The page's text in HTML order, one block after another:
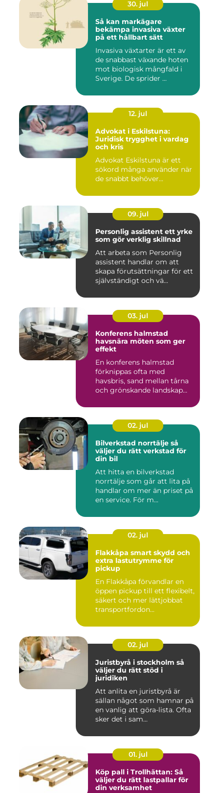
30. jul
Så kan markägare
bekämpa invasiva växter
på ett hållbart sätt
Invasiva växtarter är ett av
de snabbast växande hoten
mot biologisk mångfald i
Sverige. De sprider ...
12. jul
Advokat i Eskilstuna:
Juridisk trygghet i vardag
och kris
Advokat Eskilstuna är ett
sökord många använder när
de snabbt behöver...
09. jul
Personlig assistent ett yrke
som gör verklig skillnad
Att arbeta som Personlig
assistent handlar om att
skapa förutsättningar för ett
självständigt och vä...
03. jul
Konferens halmstad
havsnära möten som ger
effekt
En konferens halmstad
förknippas ofta med
havsbris, sand mellan tårna
och grönskande landskap
02. jul
Bilverkstad norrtälje så
väljer du rätt verkstad för
din bil
Att hitta en bilverkstad
norrtälje som går att lita på
handlar om mer än priset på
en service. För m...
02. jul
Flakkåpa smart skydd och
extra lastutrymme för
pickup
En Flakkåpa förvandlar en
öppen pickup till ett flexibelt,
säkert och mer lättjobbat
transportfordon...
02. jul
Juristbyrå i stockholm så
väljer du rätt stöd i
juridiken
Att anlita en juristbyrå är
sällan något som hamnar på
en vanlig att göra-lista. Ofta
sker det i sam...
01. jul
Köp pall i Trollhättan: Så
väljer du rätt lastpallar för
din verksamhet